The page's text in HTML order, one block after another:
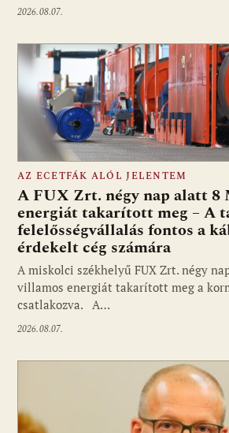
2026.08.07.
AZ ECETFÁK ALÓL JELENTEM
A FUX Zrt. négy nap alatt 8
energiát takarított meg – A
felelősségvállalás fontos a
érdekelt cég számára
A miskolci székhelyű FUX Zrt. négy
villamos energiát takarított meg a
csatlakozva. A…
2026.08.07.